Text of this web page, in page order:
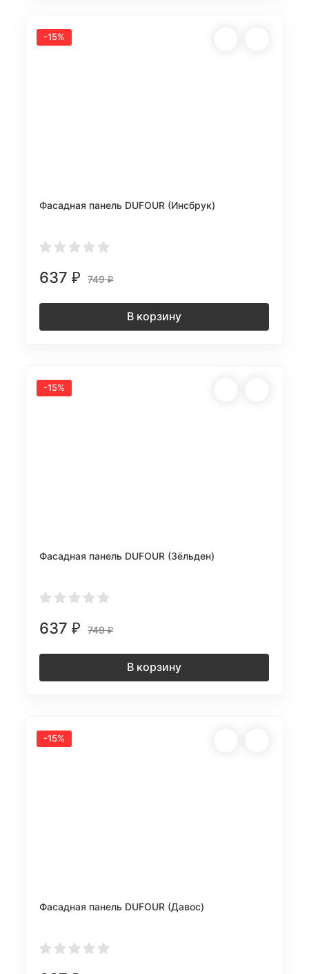
-15%
Фасадная панель DUFOUR (Инсбрук)
637₽ 749₽
В корзину
-15%
Фасадная панель DUFOUR (Зёльден)
637₽ 749₽
В корзину
-15%
Фасадная панель DUFOUR (Давос)